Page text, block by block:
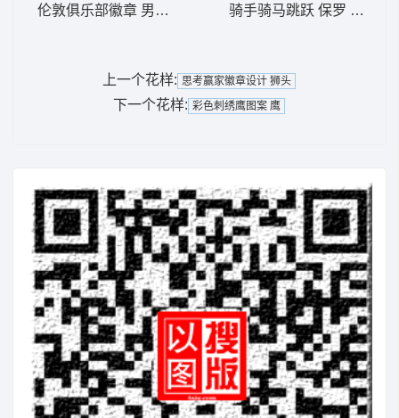
伦敦俱乐部徽章 男装 章仔 骑手骑马跳跃 保罗 骑马
上一个花样: 思考赢家徽章设计 狮头
下一个花样: 彩色刺绣鹰图案 鹰